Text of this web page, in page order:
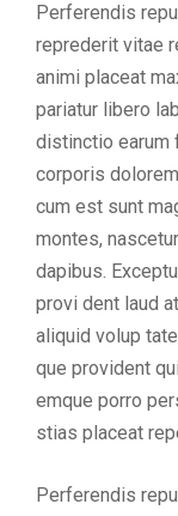
Perferendis
reprederit vitae
animi placeat
pariatur libero
distinctio earum
corporis
cum est sunt
montes,
dapibus.
provi dent laud
aliquid volup
que provident
emque porro
stias placeat
Perferendis